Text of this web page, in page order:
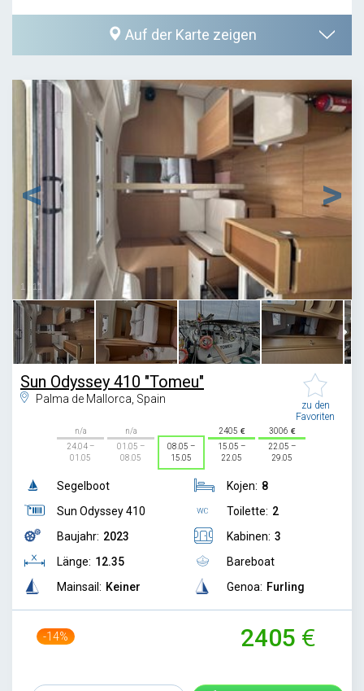
Auf der Karte zeigen
1 11
Sun Odyssey 410 "Tomeu"
Palma de Mallorca, Spain
zu den
Favoriten
n/a
24.04 –
01.05
n/a
01.05 –
08.05
08.05 –
15.05
2405
15.05 –
22.05
3006
22.05 –
29.05
Segelboot
Sun Odyssey 410
Baujahr: 2023
Länge: 12.35
Mainsail: Keiner
Kojen: 8
Toilette: 2
Kabinen: 3
Bareboat
Genoa: Furling
-14% 2405